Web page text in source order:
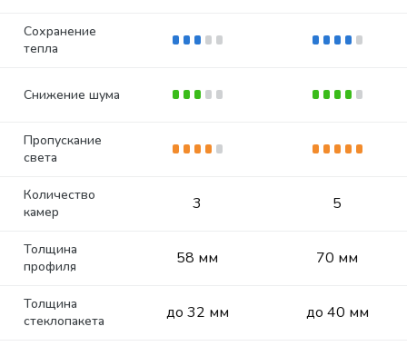
Сохранение
тепла
Снижение шума
Пропускание
света
Количество
камер
Толщина
профиля
Толщина
стеклопакета
3
58 мм
до 32 мм
5
70 мм
до 40 мм